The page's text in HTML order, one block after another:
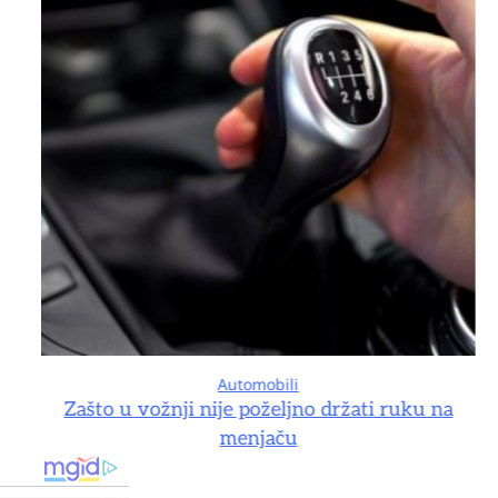
Automobili
Zašto u vožnji nije poželjno držati ruku na
menjaču